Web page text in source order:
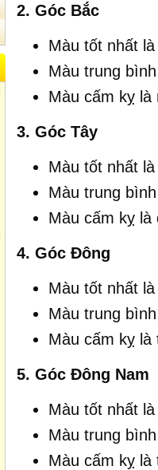
2. Góc Bắc
Màu tốt nhất
Màu trung
Màu cấm kỵ là
3. Góc Tây
Màu tốt nhất
Màu trung
Màu cấm kỵ là
4. Góc Đông
Màu tốt nhất
Màu trung
Màu cấm kỵ là
5. Góc Đông Nam
Màu tốt nhất
Màu trung
Màu cấm kỵ là